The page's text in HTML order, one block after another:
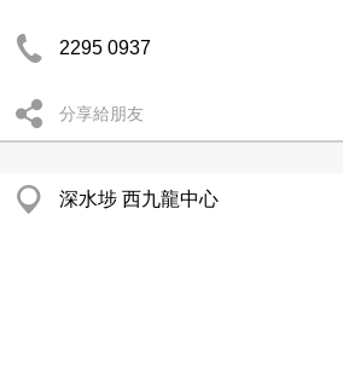
2295 0937
分享給朋友
深水埗 西九龍中心